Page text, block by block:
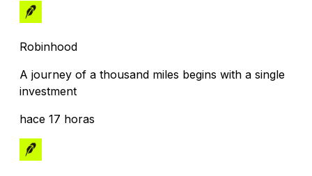
Robinhood
A journey of a thousand miles begins with a single
investment
hace 17 horas